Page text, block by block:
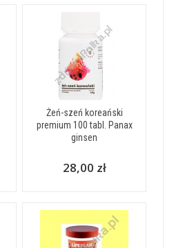
Żeń-szeń koreański
premium 100 tabl. Panax
ginsen
28,00 zł